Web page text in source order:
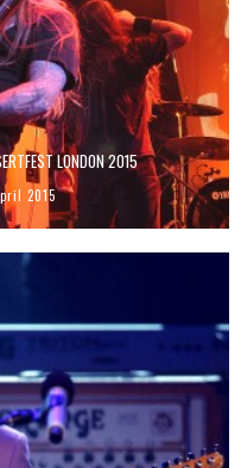
LONDON 2015
2015